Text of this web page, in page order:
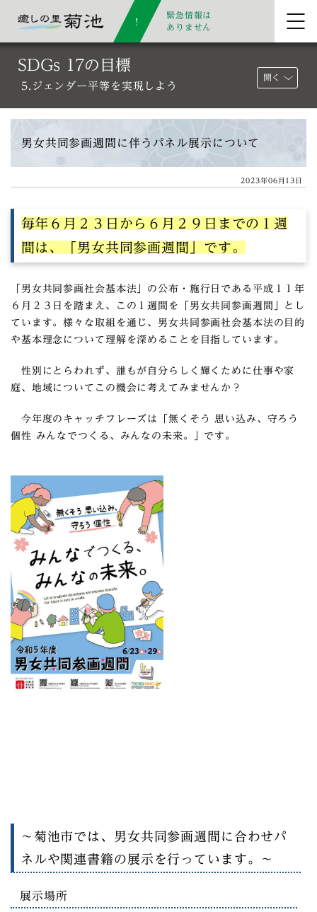
緊急情報は
ありません
SDGs 17の目標
5.ジェンダー平等を実現しよう
開く
男女共同参画週間に伴うパネル展示について
2023年06月13日
毎年６月２３日から６月２９日までの１週
間は、「男女共同参画週間」です。
「男女共同参画社会基本法」の公布・施行日である平成１１年
６月２３日を踏まえ、この１週間を「男女共同参画週間」とし
ています。様々な取組を通じ、男女共同参画社会基本法の目的
や基本理念について理解を深めることを目指しています。
性別にとらわれず、誰もが自分らしく輝くために仕事や家
庭、地域についてこの機会に考えてみませんか？
今年度のキャッチフレーズは「無くそう 思い込み、守ろう
個性
みんな でつくる、 みんな の未来。」です。
～菊池市では、男女共同参画週間に合わせパ
ネルや関連書籍の展示を行っています。～
展示場所